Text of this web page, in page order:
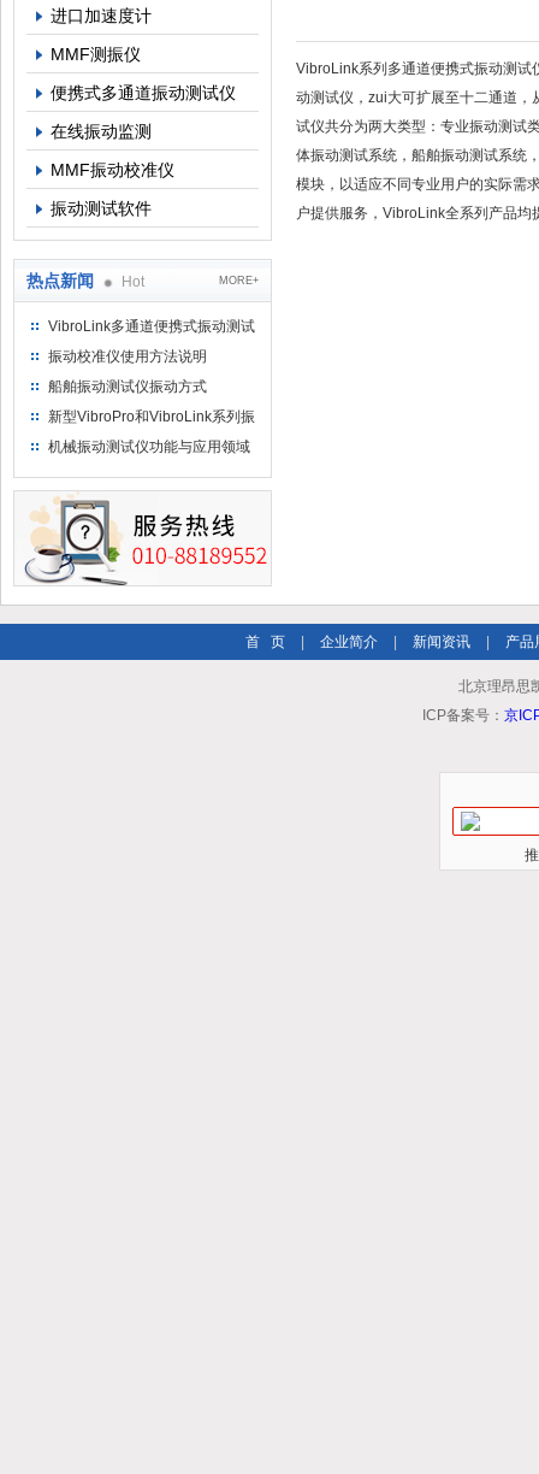
进口加速度计
MMF测振仪
便携式多通道振动测试仪
在线振动监测
MMF振动校准仪
振动测试软件
热点新闻 Hot MORE+
VibroLink多通道便携式振动测试
仪
振动校准仪使用方法说明
船舶振动测试仪振动方式
新型VibroPro和VibroLink系列振
动专业测试产品
机械振动测试仪功能与应用领域
VibroLink系列多通道便携式振动测试
动测试仪，zui大可扩展至十二通道
试仪共分为两大类型：专业振动测试
体振动测试系统，船舶振动测试系统
模块，以适应不同专业用户的实际需
户提供服务，VibroLink全系列产品
首 页 企业简介 新闻资讯 产品
北京理昂思
ICP备案号： 京